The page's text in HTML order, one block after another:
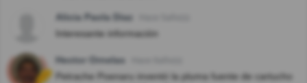
Alicia Paola Diaz
Interesante información
Hector Ornelas
Petrache Poenaru inventó la pluma fuente de cartucho